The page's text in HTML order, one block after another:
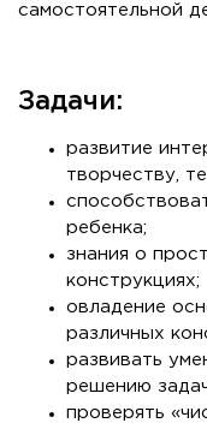
самостоятельной
Задачи:
развитие
творчеству,
ребенка;
знания о
конструкциях;
овладение
различных
развивать
решению
проверять